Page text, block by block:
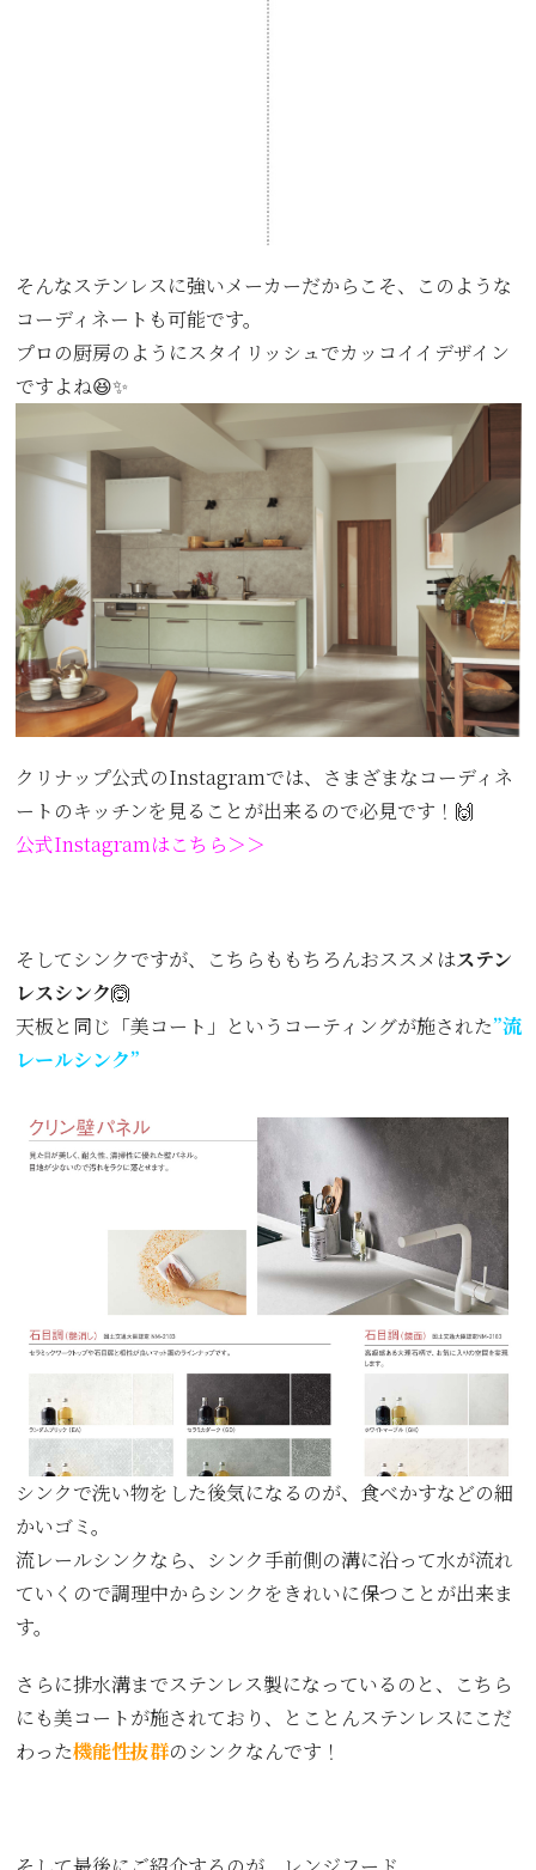
そんなステンレスに強いメーカーだからこそ、このような
コーディネートも可能です。
プロの厨房のようにスタイリッシュでカッコイイデザイン
ですよね😆✨
クリナップ公式のInstagramでは、さまざまなコーディネ
ートのキッチンを見ることが出来るので必見です！🙌
公式Instagramはこちら＞＞
そしてシンクですが、こちらももちろんおススメはステン
レスシンク🙆
天板と同じ「美コート」というコーティングが施された”流
レールシンク”
シンクで洗い物をした後気になるのが、食べかすなどの細
かいゴミ。
流レールシンクなら、シンク手前側の溝に沿って水が流れ
ていくので調理中からシンクをきれいに保つことが出来ま
す。
さらに排水溝までステンレス製になっているのと、こちら
にも美コートが施されており、とことんステンレスにこだ
わった機能性抜群のシンクなんです！